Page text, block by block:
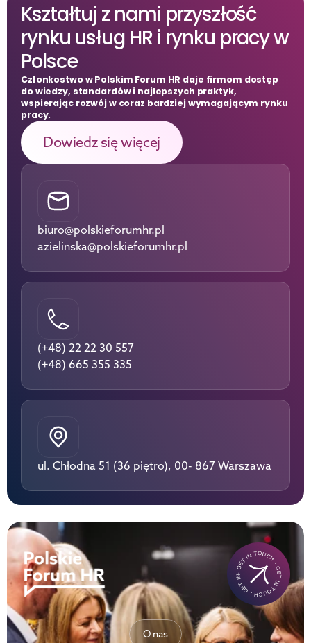
Kształtuj z nami przyszłość
rynku usług HR i rynku pracy w
Polsce
Członkostwo w Polskim Forum HR daje firmom dostęp
do wiedzy, standardów i najlepszych praktyk,
wspierając rozwój w coraz bardziej wymagającym rynku
pracy.
Dowiedz się więcej
biuro@polskieforumhr.pl
azielinska@polskieforumhr.pl
(+48) 22 22 30 557
(+48) 665 355 335
ul. Chłodna 51 (36 piętro), 00- 867 Warszawa
- GET IN TOUCH - GET IN TOUCH - GET IN TOUCH-
O nas